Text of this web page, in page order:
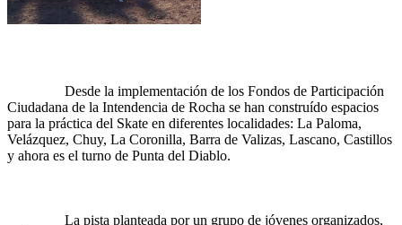
Ciudadana de la Intendencia de Rocha se han construído espacios
para la práctica del Skate en diferentes localidades: La Paloma,
Velázquez, Chuy, La Coronilla, Barra de Valizas, Lascano, Castillos
y ahora es el turno de Punta del Diablo.